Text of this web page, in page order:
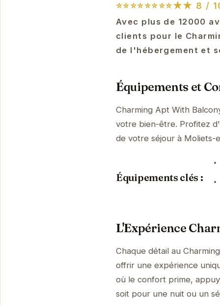
⭐⭐⭐⭐⭐⭐⭐⭐★★ 8 /
Avec plus de 12000
clients pour le
de l'hébergement et
Équipements et
Charming Apt With
votre bien-être. Profitez
de votre séjour à Moliets-
Équipements clés :
L'Expérience
Chaque détail au
offrir une expérience
où le confort prime,
soit pour une nuit ou un